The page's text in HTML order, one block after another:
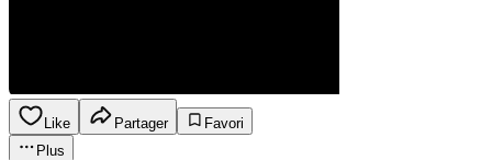
Like Partager
Favori
Plus